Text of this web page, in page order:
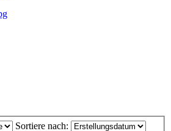
Sortiere nach: